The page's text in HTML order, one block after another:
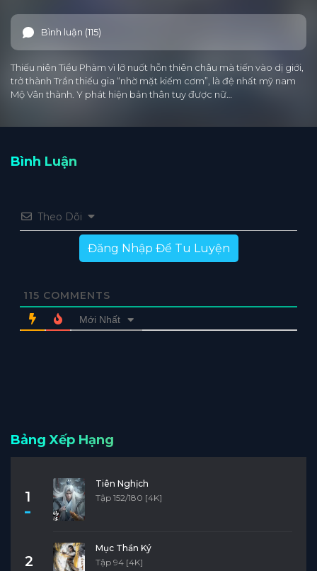
Bình luận (115)
Thiếu niên Tiểu Phàm vì lỡ nuốt hỗn thiên châu mà tiến vào dị giới,
trở thành Trần thiếu gia “nhờ mặt kiếm cơm”, là đệ nhất mỹ nam
Mộ Vân thành. Y phát hiện bản thân tuy được nữ…
Bình Luận
Theo Dõi
Đăng Nhập Để Tu Luyện
115 COMMENTS
Mới Nhất
Bảng Xếp Hạng
1
Tiên Nghịch
Tập 152/180 [4K]
2
Mục Thần Ký
Tập 94 [4K]